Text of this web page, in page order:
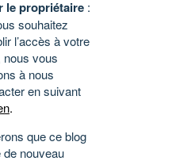
le propriétaire :
souhaitez
l’accès à votre
nous vous
à nous
en suivant
.
que ce blog
de nouveau